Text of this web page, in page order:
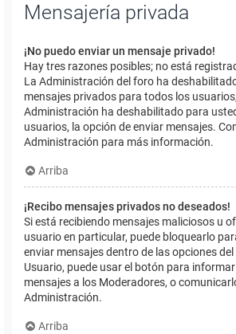
Mensajería privada
¡No puedo enviar un mensaje privado!
Hay tres razones posibles; no está
La Administración del foro ha
mensajes privados para todos los
Administración ha deshabilitado para
usuarios, la opción de enviar mensajes.
Administración para más información.
Arriba
¡Recibo mensajes privados no deseados!
Si está recibiendo mensajes maliciosos u
usuario en particular, puede bloquearlo
enviar mensajes dentro de las opciones
Usuario, puede usar el botón para
mensajes a los Moderadores, o
Administración.
Arriba